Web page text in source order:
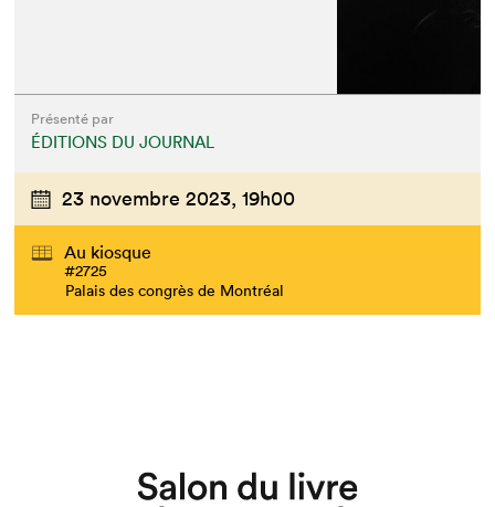
Présenté par
ÉDITIONS DU JOURNAL
23 novembre 2023, 19h00
Au kiosque
#2725
Palais des congrès de Montréal